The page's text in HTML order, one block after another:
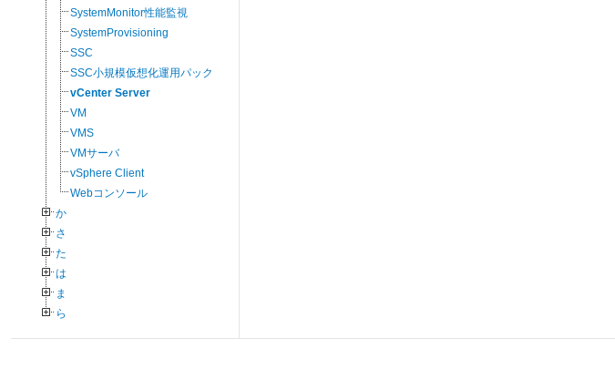
SystemMonitor性能監視
SystemProvisioning
SSC
SSC小規模仮想化運用パック
vCenter Server
VM
VMS
VMサーバ
vSphere Client
Webコンソール
か
さ
た
は
ま
ら